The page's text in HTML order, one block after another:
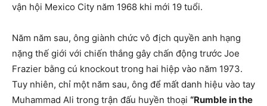
vận hội Mexico City năm 1968 khi mới 19 tuổi.
Năm năm sau, ông giành chức vô địch quyền anh hạng
nặng thế giới với chiến thắng gây chấn động trước Joe
Frazier bằng cú knockout trong hai hiệp vào năm 1973.
Tuy nhiên, chỉ một năm sau, ông để mất danh hiệu vào tay
Muhammad Ali trong trận đấu huyền thoại “Rumble in the